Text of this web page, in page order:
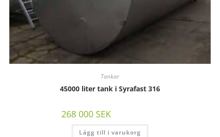
Tankar
45000 liter tank i Syrafast 316
268 000 SEK
Lägg till i varukorg